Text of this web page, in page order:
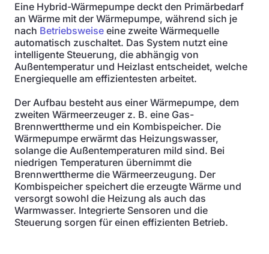
Eine Hybrid-Wärmepumpe deckt den Primärbedarf
an Wärme mit der Wärmepumpe, während sich je
nach Betriebsweise eine zweite Wärmequelle
automatisch zuschaltet. Das System nutzt eine
intelligente Steuerung, die abhängig von
Außentemperatur und Heizlast entscheidet, welche
Energiequelle am effizientesten arbeitet.
Der Aufbau besteht aus einer Wärmepumpe, dem
zweiten Wärmeerzeuger z. B. eine Gas-
Brennwerttherme und ein Kombispeicher. Die
Wärmepumpe erwärmt das Heizungswasser,
solange die Außentemperaturen mild sind. Bei
niedrigen Temperaturen übernimmt die
Brennwerttherme die Wärmeerzeugung. Der
Kombispeicher speichert die erzeugte Wärme und
versorgt sowohl die Heizung als auch das
Warmwasser. Integrierte Sensoren und die
Steuerung sorgen für einen effizienten Betrieb.